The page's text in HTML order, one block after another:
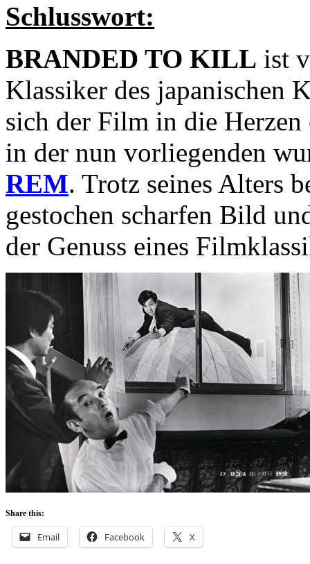
Schlusswort:
BRANDED TO KILL ist
Klassiker des japanischen
sich der Film in die
in der nun vorliegenden
REM. Trotz seines Alters
gestochen scharfen Bild
der Genuss eines
Share this:
Email Facebook X